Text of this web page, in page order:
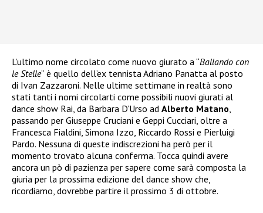
L’ultimo nome circolato come nuovo giurato a “Ballando con
le Stelle” è quello dell’ex tennista Adriano Panatta al posto
di Ivan Zazzaroni. Nelle ultime settimane in realtà sono
stati tanti i nomi circolarti come possibili nuovi giurati al
dance show Rai, da Barbara D’Urso ad Alberto Matano
passando per Giuseppe Cruciani e Geppi Cucciari, oltre a
Francesca Fialdini, Simona Izzo, Riccardo Rossi e Pierluigi
Pardo. Nessuna di queste indiscrezioni ha però per il
momento trovato alcuna conferma. Tocca quindi avere
ancora un pò di pazienza per sapere come sarà composta la
giuria per la prossima edizione del dance show che,
ricordiamo, dovrebbe partire il prossimo 3 di ottobre.